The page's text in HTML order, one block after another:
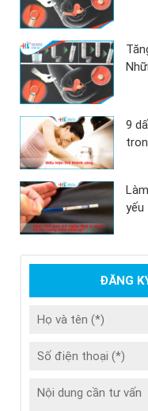
9
yếu
ĐĂNG